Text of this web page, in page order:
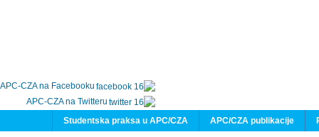
APC-CZA na Facebooku
APC-CZA na Twitteru
APC/CZA publikacije
Studentska praksa u APC/CZA